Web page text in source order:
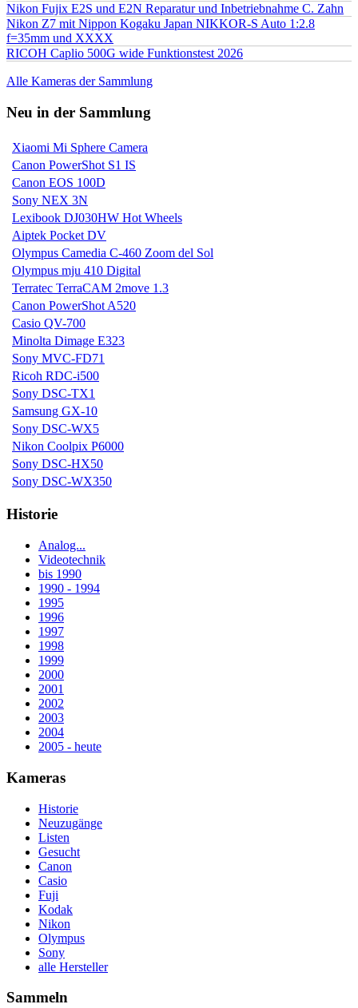
Nikon Fujix E2S und E2N Reparatur und Inbetriebnahme C. Zahn
Nikon Z7 mit Nippon Kogaku Japan NIKKOR-S Auto 1:2.8
f=35mm und XXXX
RICOH Caplio 500G wide Funktionstest 2026
Alle Kameras der Sammlung
Neu in der Sammlung
Xiaomi Mi Sphere Camera
Canon PowerShot S1 IS
Canon EOS 100D
Sony NEX 3N
Lexibook DJ030HW Hot Wheels
Aiptek Pocket DV
Olympus Camedia C-460 Zoom del Sol
Olympus mju 410 Digital
Terratec TerraCAM 2move 1.3
Canon PowerShot A520
Casio QV-700
Minolta Dimage E323
Sony MVC-FD71
Ricoh RDC-i500
Sony DSC-TX1
Samsung GX-10
Sony DSC-WX5
Nikon Coolpix P6000
Sony DSC-HX50
Sony DSC-WX350
Historie
Analog...
Videotechnik
bis 1990
1990 - 1994
1995
1996
1997
1998
1999
2000
2001
2002
2003
2004
2005 - heute
Kameras
Historie
Neuzugänge
Listen
Gesucht
Canon
Casio
Fuji
Kodak
Nikon
Olympus
Sony
alle Hersteller
Sammeln